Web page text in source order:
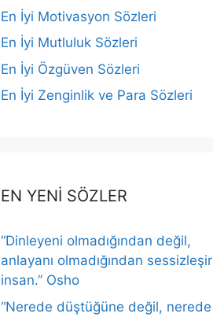
En İyi Motivasyon Sözleri
En İyi Mutluluk Sözleri
En İyi Özgüven Sözleri
En İyi Zenginlik ve Para Sözleri
EN YENİ SÖZLER
“Dinleyeni olmadığından değil,
anlayanı olmadığından sessizleşir
insan.” Osho
“Nerede düştüğüne değil, nerede